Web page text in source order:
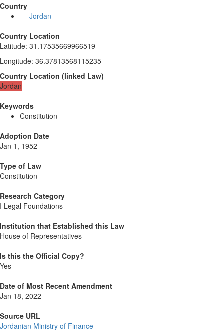
Country
Jordan
Country Location
Latitude: 31.17535669966519
Longitude: 36.37813568115235
Country Location (linked Law)
Jordan
Keywords
Constitution
Adoption Date
Jan 1, 1952
Type of Law
Constitution
Research Category
I Legal Foundations
Institution that Established this Law
House of Representatives
Is this the Official Copy?
Yes
Date of Most Recent Amendment
Jan 18, 2022
Source URL
Jordanian Ministry of Finance